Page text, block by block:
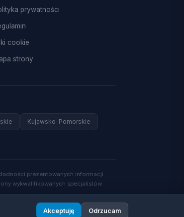
prywatności
cookie
strony
Kujawsko-Pomorskie
prezentowanych informacji.
wykwalifikowanych specjalistów.
Akceptuję Odrzucam